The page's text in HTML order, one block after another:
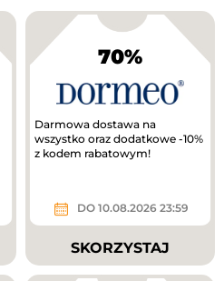
70%
Darmowa dostawa na
wszystko oraz dodatkowe -10%
z kodem rabatowym!
DO 10.08.2026 23:59
SKORZYSTAJ